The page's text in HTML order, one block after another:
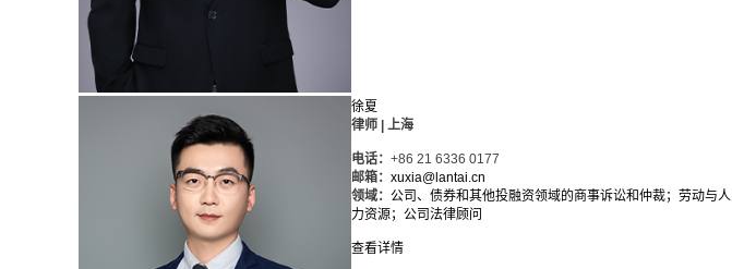
徐夏
律师 | 上海
电话： +86 21 6336 0177
邮箱： xuxia@lantai.cn
领域： 公司、债券和其他投融资领域的商事诉讼和仲裁；劳动与人
力资源；公司法律顾问
查看详情